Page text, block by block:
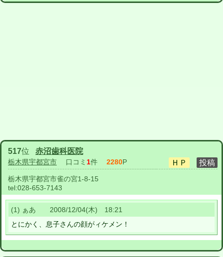
517位 赤沼歯科医院
栃木県宇都宮市 口コミ 1件 2280P
栃木県宇都宮市雀の宮1-8-15
tel:028-653-7143
(1) ぁあ 2008/12/04(木) 18:21
とにかく、息子さんの顔がィケメン！